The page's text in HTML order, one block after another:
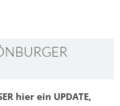
hier ein UPDATE,